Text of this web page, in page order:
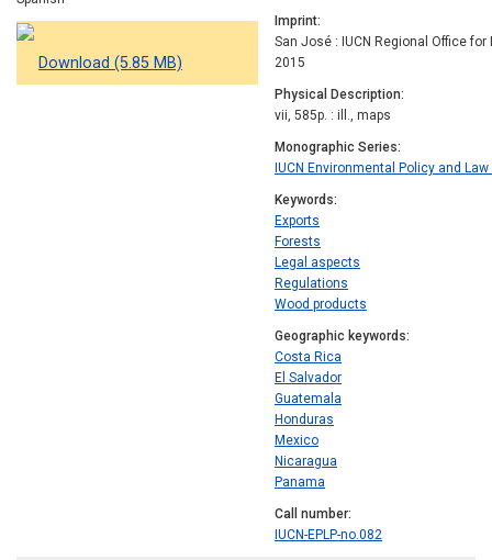
Download (5.85 MB)
Imprint
San José : IUCN Regional Office
2015
Physical Description
vii, 585p. : ill., maps
Monographic Series
IUCN Environmental Policy and Law
Keywords
Exports
Forests
Legal aspects
Regulations
Wood products
Geographic keywords
Costa Rica
El Salvador
Guatemala
Honduras
Mexico
Nicaragua
Panama
Call number
IUCN-EPLP-no.082